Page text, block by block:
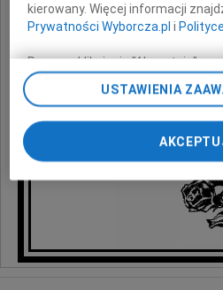
Ewa Kopacz i
kierowany. Więcej informacji
Prywatności Wyborcza.pl i
Poprzez kliknięcie "Akceptuję"
zainstalowanie i przechowywanie
Wyborczej sp. z o. o. jej Zaufanych
chwili zmienić swoje preferencje
ponownie wywołując narzędzie
preferencjami dot.
odnośnik „Ustawienia
przechodząc do sekcji
Zmiana ustawień plików cookie
USTAWIENIA